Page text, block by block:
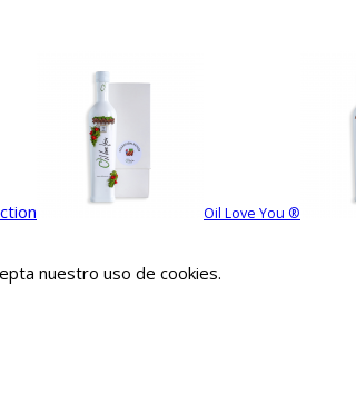
Oil Love You ®
nuestro uso de cookies.